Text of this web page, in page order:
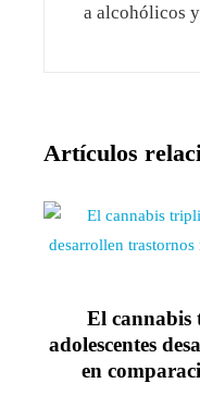
a alcohólicos
Artículos
El cannabis
adolescentes
en